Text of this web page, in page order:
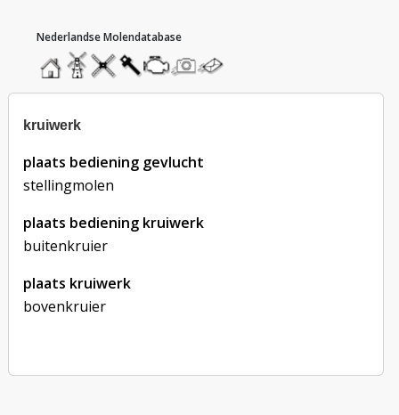
homemolendatabase
roedendatabase
assendatabase
motorendatabase
stuur
een
foto
stuur
een
bericht
kruiwerk
plaats bediening gevlucht
stellingmolen
plaats bediening kruiwerk
buitenkruier
plaats kruiwerk
bovenkruier